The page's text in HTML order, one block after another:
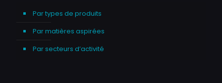
Par types de produits
Par matières aspirées
Par secteurs d’activité